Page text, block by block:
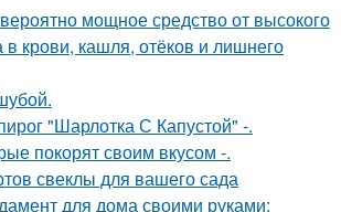
мощное средство от высокого
крови, кашля, отёков и лишнего
"Шарлотка С Капустой" -.
покорят своим вкусом -.
свеклы для вашего сада
для дома своими руками: